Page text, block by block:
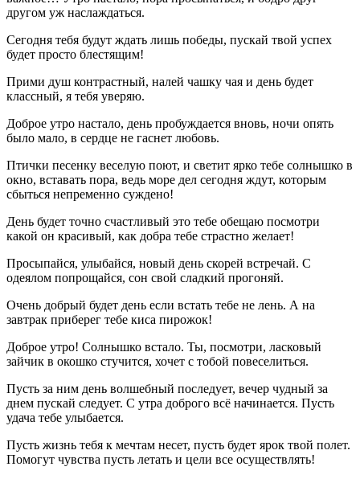
другом уж наслаждаться.
Сегодня тебя будут ждать лишь победы, пускай твой успех
будет просто блестящим!
Прими душ контрастный, налей чашку чая и день будет
классный, я тебя уверяю.
Доброе утро настало, день пробуждается вновь, ночи опять
было мало, в сердце не гаснет любовь.
Птички песенку веселую поют, и светит ярко тебе солнышко в
окно, вставать пора, ведь море дел сегодня ждут, которым
сбыться непременно суждено!
День будет точно счастливый это тебе обещаю посмотри
какой он красивый, как добра тебе страстно желает!
Просыпайся, улыбайся, новый день скорей встречай. С
одеялом попрощайся, сон свой сладкий прогоняй.
Очень добрый будет день если встать тебе не лень. А на
завтрак приберег тебе киса пирожок!
Доброе утро! Солнышко встало. Ты, посмотри, ласковый
зайчик в окошко стучится, хочет с тобой повеселиться.
Пусть за ним день волшебный последует, вечер чудный за
днем пускай следует. С утра доброго всё начинается. Пусть
удача тебе улыбается.
Пусть жизнь тебя к мечтам несет, пусть будет ярок твой полет.
Помогут чувства пусть летать и цели все осуществлять!